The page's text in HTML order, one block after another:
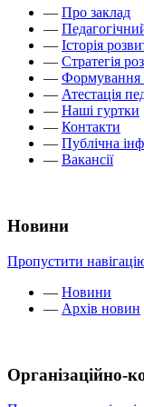
— Про заклад
—
— Історія
— Стратегія
— Формування
— Атестація
— Наші гуртки
— Контакти
— Публічна
— Вакансії
Новини
Пропустити
— Новини
— Архів новин
Організаційно-